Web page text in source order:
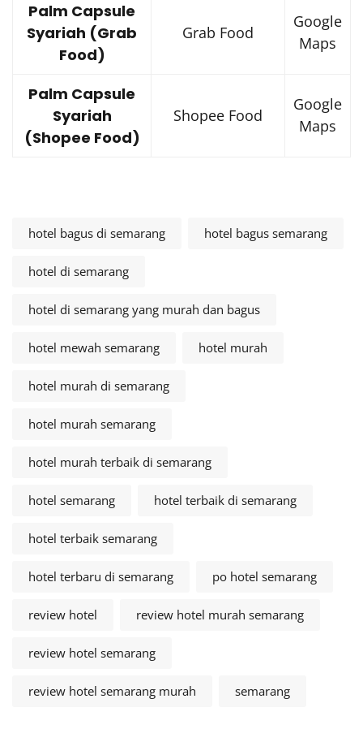
Palm Capsule
Syariah (Grab
Food)
Grab Food
Google
Maps
Palm Capsule
Syariah
(Shopee Food)
Shopee Food
Google
Maps
hotel bagus di semarang hotel bagus semarang
hotel di semarang
hotel di semarang yang murah dan bagus
hotel mewah semarang hotel murah
hotel murah di semarang
hotel murah semarang
hotel murah terbaik di semarang
hotel semarang hotel terbaik di semarang
hotel terbaik semarang
hotel terbaru di semarang po hotel semarang
review hotel review hotel murah semarang
review hotel semarang
review hotel semarang murah semarang